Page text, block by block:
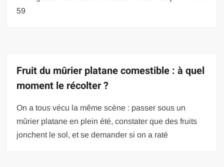
59
Fruit du mûrier platane comestible : à quel
moment le récolter ?
On a tous vécu la même scène : passer sous un
mûrier platane en plein été, constater que des fruits
jonchent le sol, et se demander si on a raté